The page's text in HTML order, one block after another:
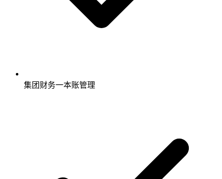
集团财务一本账管理